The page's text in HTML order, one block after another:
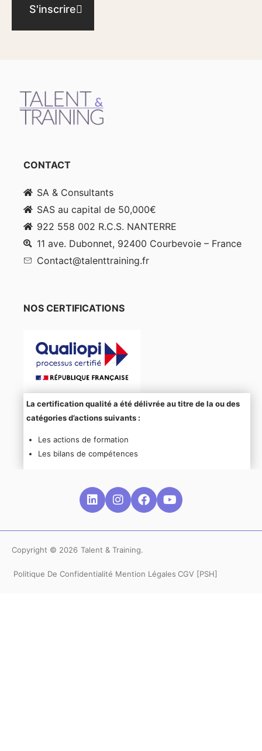
S'inscrire
CONTACT
SA & Consultants
SAS au capital de 50,000€
922 558 002 R.C.S. NANTERRE
11 ave. Dubonnet, 92400 Courbevoie – France
Contact@talenttraining.fr
NOS CERTIFICATIONS
La certification qualité a été délivrée au titre de la ou des
catégories d’actions suivants :
Les actions de formation
Les bilans de compétences
Copyright © 2026 Talent & Training.
Politique De Confidentialité Mention Légales CGV [PSH]